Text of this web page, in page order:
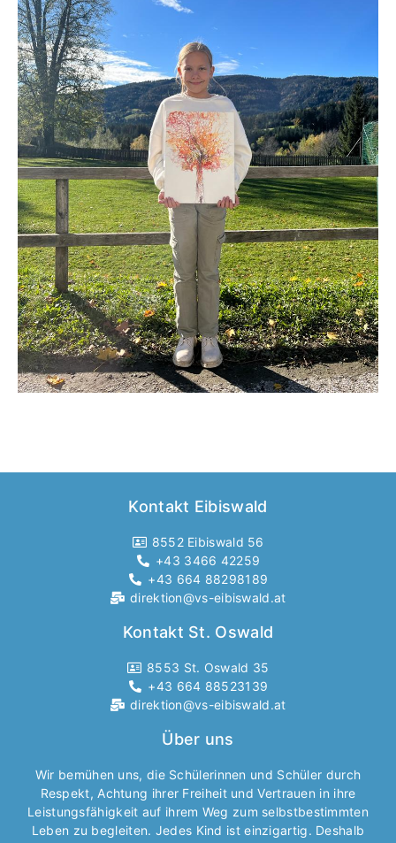
Kontakt Eibiswald
8552 Eibiswald 56
+43 3466 42259
+43 664 88298189
direktion@vs-eibiswald.at
Kontakt St. Oswald
8553 St. Oswald 35
+43 664 88523139
direktion@vs-eibiswald.at
Über uns
Wir bemühen uns, die Schülerinnen und Schüler durch
Respekt, Achtung ihrer Freiheit und Vertrauen in ihre
Leistungsfähigkeit auf ihrem Weg zum selbstbestimmten
Leben zu begleiten. Jedes Kind ist einzigartig. Deshalb